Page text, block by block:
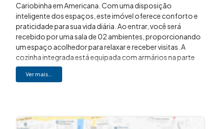
Cariobinha em Americana. Com uma disposição
inteligente dos espaços, este imóvel oferece conforto e
praticidade para sua vida diária. Ao entrar, você será
recebido por uma sala de 02 ambientes, proporcionando
um espaço acolhedor para relaxar e receber visitas. A
cozinha integrada está equipada com armários na parte
inferior, oferecendo praticidade e organização. A sacada é
um convite para desfrutar de momentos ao ar livre e
disso, o condomínio Villa Americana oferece uma ampla
Ver mais...